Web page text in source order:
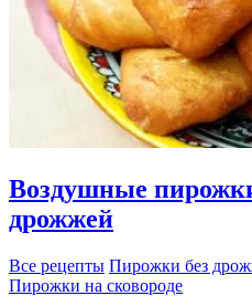
Воздушные
дрожжей
Все рецепты Пирожки без
Пирожки на сковороде